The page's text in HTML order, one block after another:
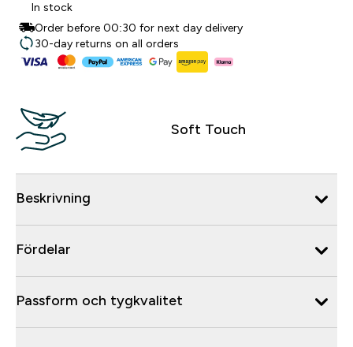
In stock
Order before 00:30 for next day delivery
30-day returns on all orders
Soft Touch
Beskrivning
Fördelar
Passform och tygkvalitet